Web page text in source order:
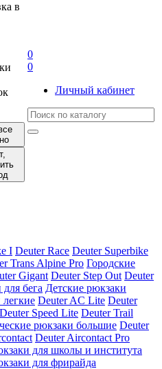
в
0
0
Личный кабинет
I Deuter Race Deuter Superbike
Trans Alpine Pro Городские
Gigant Deuter Step Out Deuter
бега Детские рюкзаки
Deuter AС Lite Deuter
Deuter Speed Lite Deuter Trail
рюкзаки большие Deuter
Deuter Aircontact Pro
для школы и института
для фрирайда